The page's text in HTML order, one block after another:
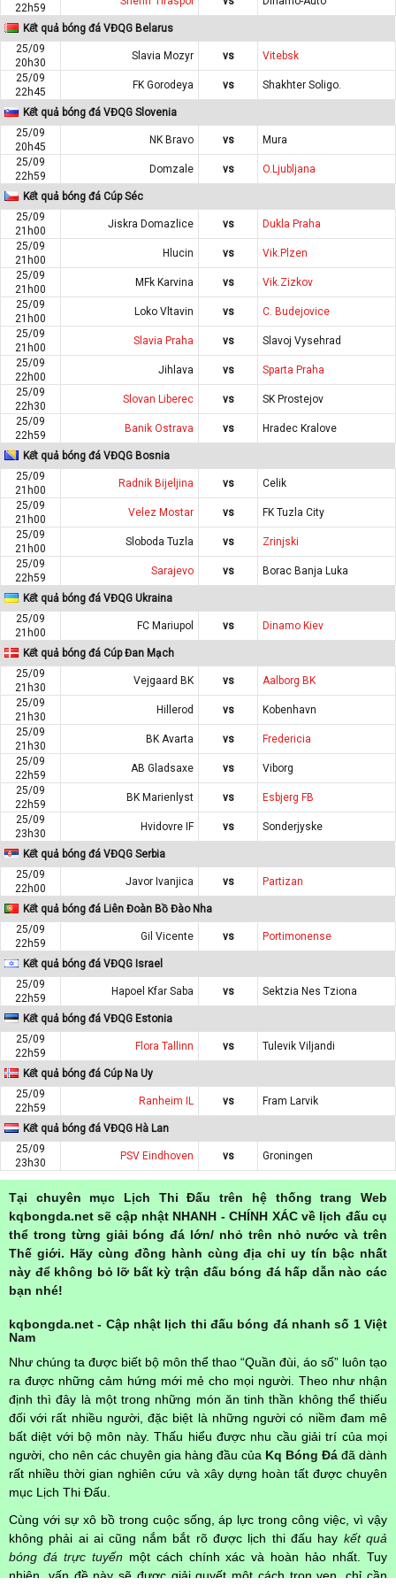
22h59
Kết quả bóng đá VĐQG Belarus
25/09
20h30
Slavia Mozyr vs
Vitebsk
25/09
22h45
FK Gorodeya vs Shakhter Soligo.
Kết quả bóng đá VĐQG Slovenia
25/09
20h45
NK Bravo vs
Mura
25/09
22h59
Domzale vs O.Ljubljana
Kết quả bóng đá Cúp Séc
25/09
21h00
Jiskra Domazlice vs
Dukla Praha
25/09
21h00
Hlucin vs
Vik.Plzen
25/09
21h00
MFk Karvina vs
Vik.Zizkov
25/09
21h00
Loko Vltavin vs
C. Budejovice
25/09
21h00
Slavia Praha vs
Slavoj Vysehrad
25/09
22h00
Jihlava vs
Sparta Praha
25/09
22h30
Slovan Liberec vs
SK Prostejov
25/09
22h59
Banik Ostrava vs Hradec Kralove
Kết quả bóng đá VĐQG Bosnia
25/09
21h00
Radnik Bijeljina vs
Celik
25/09
21h00
Velez Mostar vs
FK Tuzla City
25/09
21h00
Sloboda Tuzla vs
Zrinjski
25/09
22h59
Sarajevo vs Borac Banja Luka
Kết quả bóng đá VĐQG Ukraina
25/09
21h00
FC Mariupol vs Dinamo Kiev
Kết quả bóng đá Cúp Đan Mạch
25/09
21h30
Vejgaard BK vs
Aalborg BK
25/09
21h30
Hillerod vs
Kobenhavn
25/09
21h30
BK Avarta vs
Fredericia
25/09
22h59
AB Gladsaxe vs
Viborg
25/09
22h59
BK Marienlyst vs
Esbjerg FB
25/09
23h30
Hvidovre IF vs Sonderjyske
Kết quả bóng đá VĐQG Serbia
25/09
22h00
Javor Ivanjica vs Partizan
Kết quả bóng đá Liên Đoàn Bồ Đào Nha
25/09
22h59
Gil Vicente vs Portimonense
Kết quả bóng đá VĐQG Israel
25/09
22h59
Hapoel Kfar Saba vs Sektzia Nes Tziona
Kết quả bóng đá VĐQG Estonia
25/09
22h59
Flora Tallinn vs Tulevik Viljandi
Kết quả bóng đá Cúp Na Uy
25/09
22h59
Ranheim IL vs Fram Larvik
Kết quả bóng đá VĐQG Hà Lan
25/09
23h30
PSV Eindhoven vs Groningen
Tại chuyên mục Lịch Thi Đấu trên hệ thống trang Web
kqbongda.net sẽ cập nhật NHANH - CHÍNH XÁC về lịch đấu cụ
thể trong từng giải bóng đá lớn/ nhỏ trên nhỏ nước và trên
Thế giới. Hãy cùng đồng hành cùng địa chỉ uy tín bậc nhất
này để không bỏ lỡ bất kỳ trận đấu bóng đá hấp dẫn nào các
bạn nhé!
kqbongda.net - Cập nhật lịch thi đấu bóng đá nhanh số 1 Việt
Nam
Như chúng ta được biết bộ môn thể thao “Quần đùi, áo số” luôn tạo
ra được những cảm hứng mới mẻ cho mọi người. Theo như nhận
định thì đây là một trong những món ăn tinh thần không thể thiếu
đối với rất nhiều người, đặc biệt là những người có niềm đam mê
bất diệt với bộ môn này. Thấu hiểu được nhu cầu giải trí của mọi
người, cho nên các chuyên gia hàng đầu của Kq Bóng Đá đã dành
rất nhiều thời gian nghiên cứu và xây dựng hoàn tất được chuyên
mục Lịch Thi Đấu.
Cùng với sự xô bồ trong cuộc sống, áp lực trong công việc, vì vậy
không phải ai ai cũng nắm bắt rõ được lịch thi đấu hay kết quả
bóng đá trực tuyến một cách chính xác và hoàn hảo nhất. Tuy
nhiên, vấn đề này sẽ được giải quyết một cách trọn vẹn, chỉ cần